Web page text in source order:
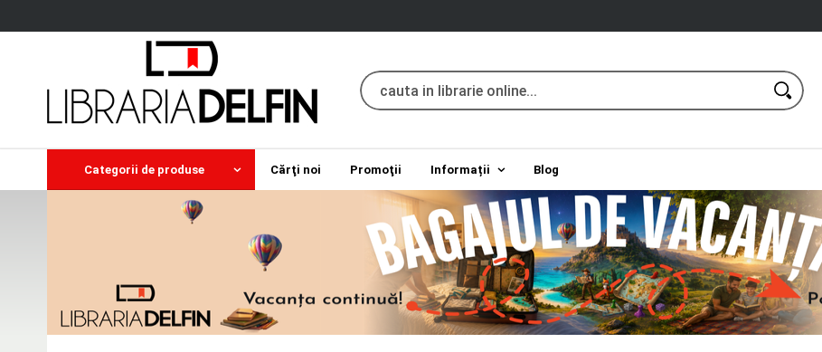
Categorii de produse Cărţi noi Promoţii Informații Blog